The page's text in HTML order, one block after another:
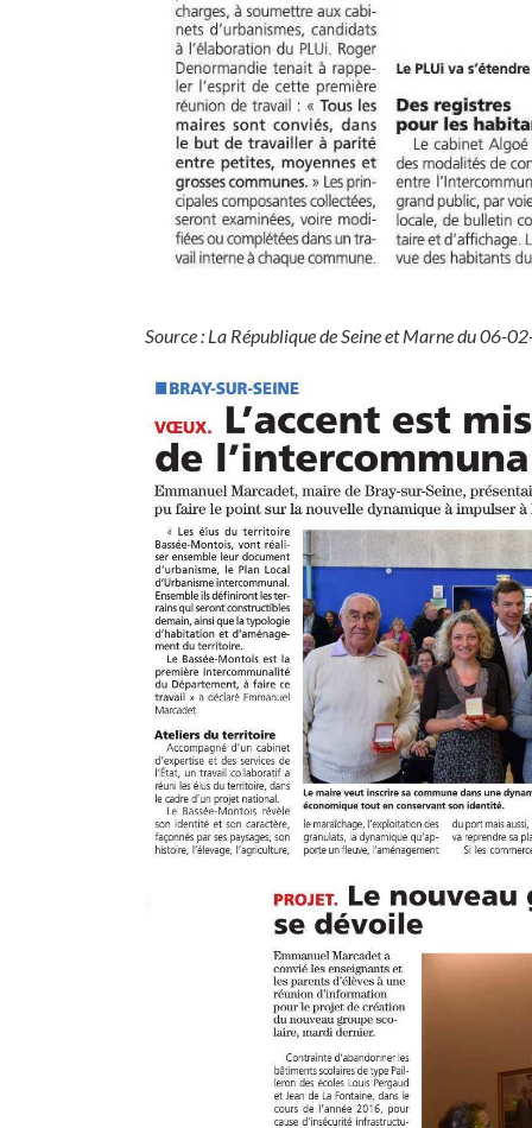
Source : La République de Seine et Marne du 06-